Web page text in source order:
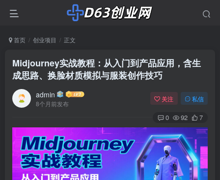
首页 创业项目 正文
Midjourney实战教程：从入门到产品应用，含生
成思路、换脸材质模拟与服装创作技巧
admin
8个月前发布
关注 私信
0 92 7